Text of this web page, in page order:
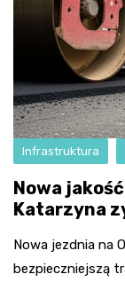
Infrastruktura
Nowa
Katarzyna
Nowa jezdnia na
bezpieczniejszą